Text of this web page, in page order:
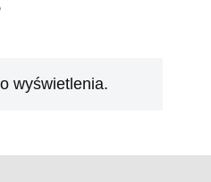
wyświetlenia.